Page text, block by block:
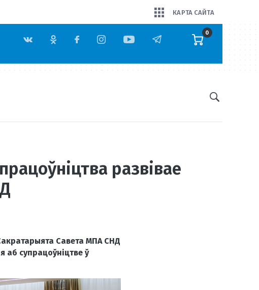
КАРТА САЙТА
0
развівае
Савета МПА СНД
аб супрацоўніцтве ў